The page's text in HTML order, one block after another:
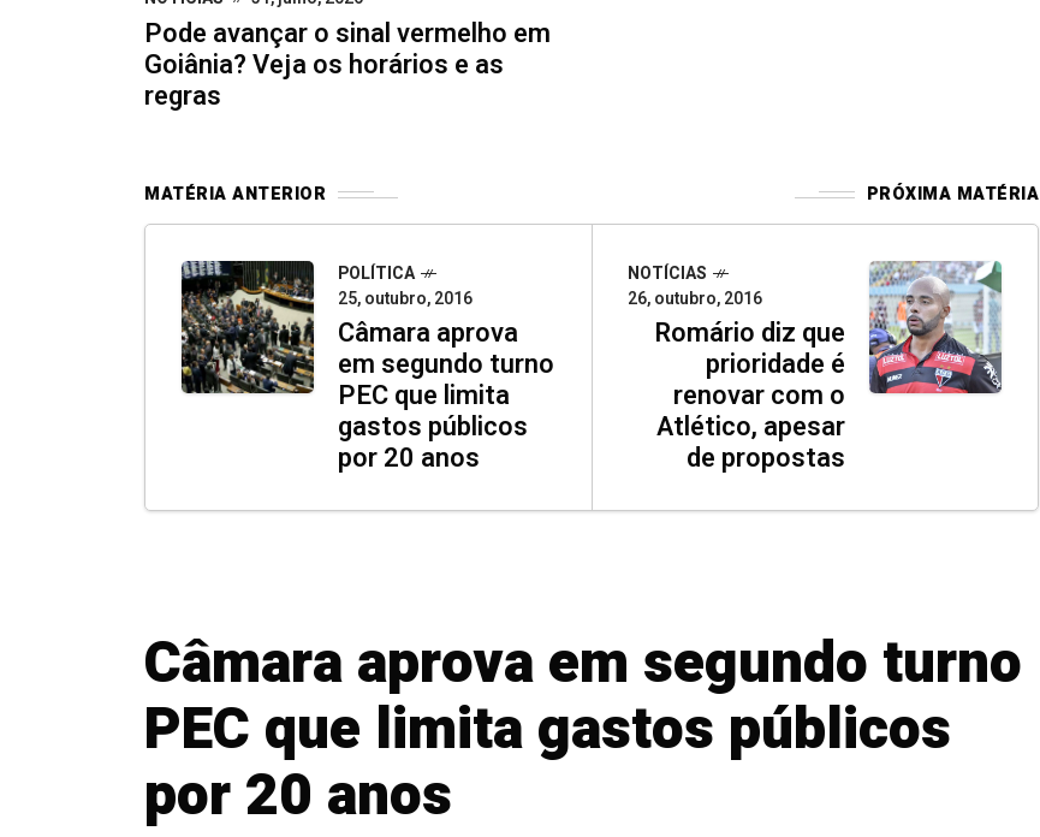
Pode avançar o sinal vermelho em
Goiânia? Veja os horários e as
regras
MATÉRIA ANTERIOR PRÓXIMA MATÉRIA
POLÍTICA
25, outubro, 2016
Câmara aprova
em segundo turno
PEC que limita
gastos públicos
por 20 anos
NOTÍCIAS
26, outubro, 2016
Romário diz que
prioridade é
renovar com o
Atlético, apesar
de propostas
Câmara aprova em segundo turno
PEC que limita gastos públicos
por 20 anos